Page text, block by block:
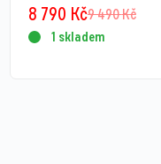
9 490Kč
8 790 Kč
1 skladem